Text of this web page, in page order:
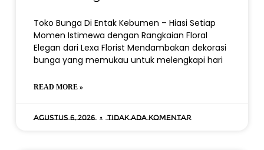
Toko Bunga Di Entak Kebumen – Hiasi Setiap
Momen Istimewa dengan Rangkaian Floral
Elegan dari Lexa Florist Mendambakan dekorasi
bunga yang memukau untuk melengkapi hari
READ MORE »
Agustus 6, 2026 Tidak ada komentar